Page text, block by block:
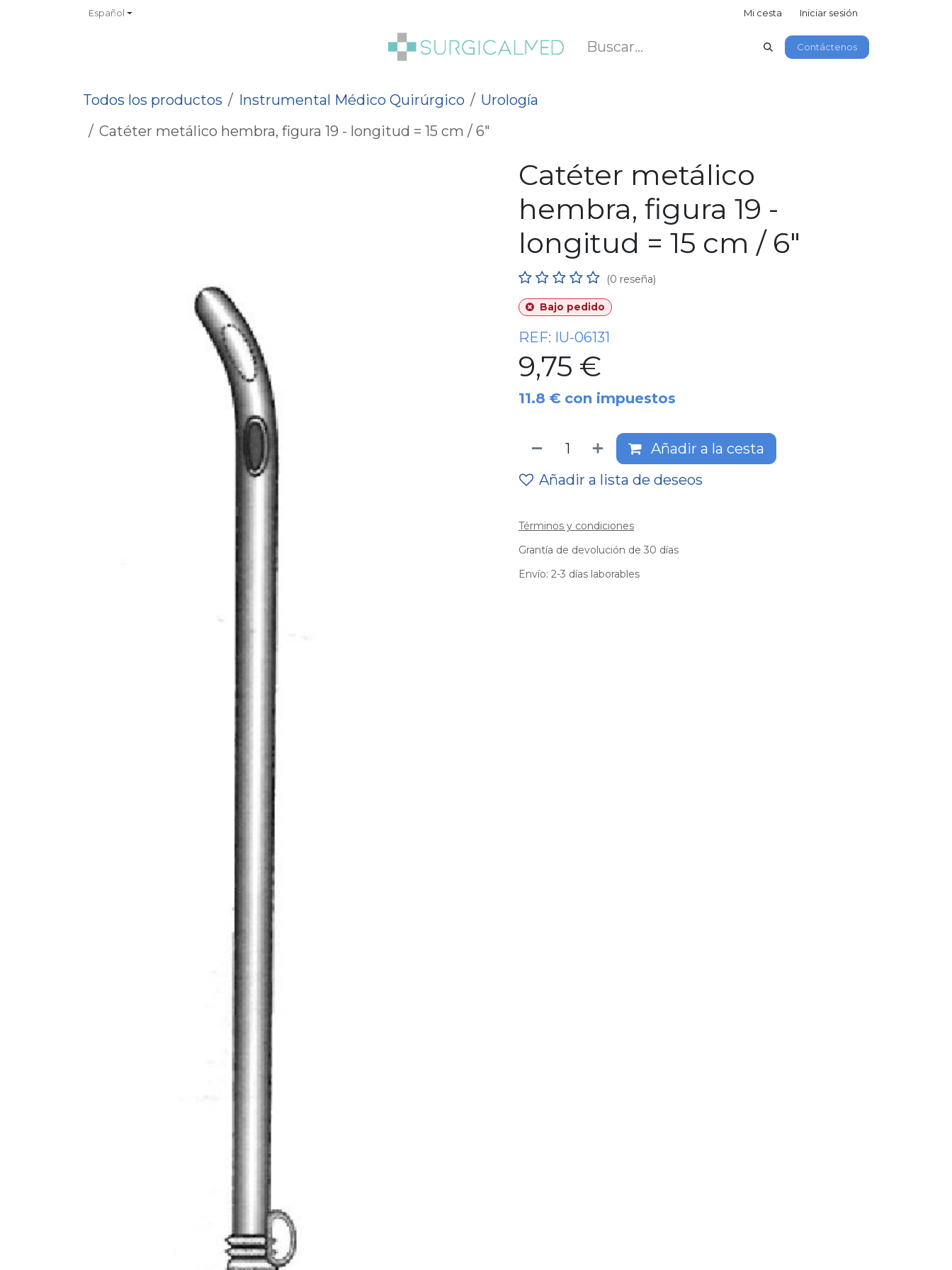
Ir al contenidoEspañol Mi cesta Iniciar sesión
Contáctenos
Todos los productos Instrumental Médico Quirúrgico
Urología
Catéter metálico hembra, figura 19 - longitud = 15 cm / 6"
Catéter metálico
hembra, figura 19 -
longitud = 15 cm / 6"
(0 reseña)
Bajo pedido
REF: IU-06131
9,75 €
11.8 € con impuestos
Añadir a la cesta
Añadir a lista de deseos
Términos y condiciones
Grantía de devolución de 30 días
Envío: 2-3 días laborables